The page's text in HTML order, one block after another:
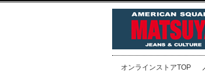
オンラインストアTOP